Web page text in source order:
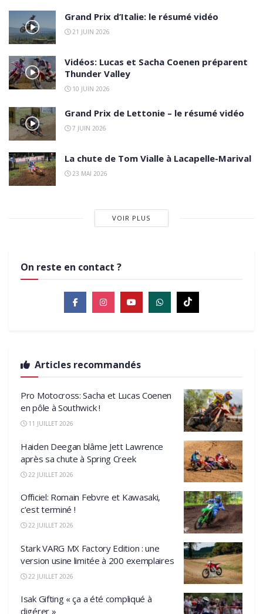
Grand Prix d’Italie: le résumé vidéo
21 JUIN 2026
Vidéos: Lucas et Sacha Coenen préparent
Thunder Valley
10 JUIN 2026
Grand Prix de Lettonie – le résumé vidéo
7 JUIN 2026
La chute de Tom Vialle à Lacapelle-Marival
23 MAI 2026
VOIR PLUS
On reste en contact ?
Articles recommandés
Pro Motocross: Sacha et Lucas Coenen
en pôle à Southwick !
11 JUILLET 2026
Haiden Deegan blâme Jett Lawrence
après sa chute à Spring Creek
22 JUILLET 2026
Officiel: Romain Febvre et Kawasaki,
c’est terminé !
22 JUILLET 2026
Stark VARG MX Factory Edition : une
version usine limitée à 200 exemplaires
22 JUILLET 2026
Isak Gifting « ça a été compliqué à
digérer »